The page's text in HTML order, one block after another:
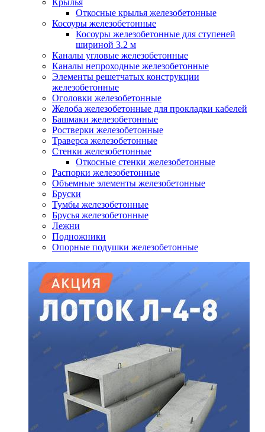
Откосные крылья железобетонные
Косоуры железобетонные
Косоуры железобетонные для ступеней
шириной 3.2 м
Каналы угловые железобетонные
Каналы непроходные железобетонные
Элементы решетчатых конструкции
железобетонные
Оголовки железобетонные
Желоба железобетонные для прокладки кабелей
Башмаки железобетонные
Ростверки железобетонные
Траверса железобетонные
Стенки железобетонные
Откосные стенки железобетонные
Распорки железобетонные
Объемные элементы железобетонные
Бруски
Тумбы железобетонные
Брусья железобетонные
Лежни
Подножники
Опорные подушки железобетонные